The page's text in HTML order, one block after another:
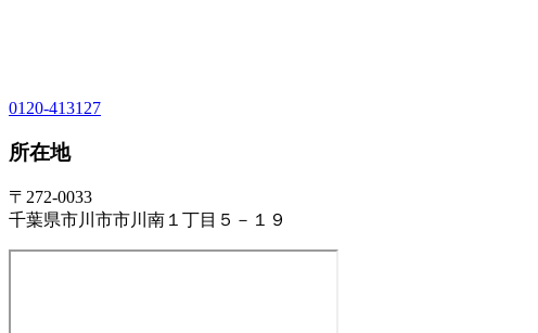
0120-413127
所在地
〒272-0033
千葉県市川市市川南１丁目５－１９